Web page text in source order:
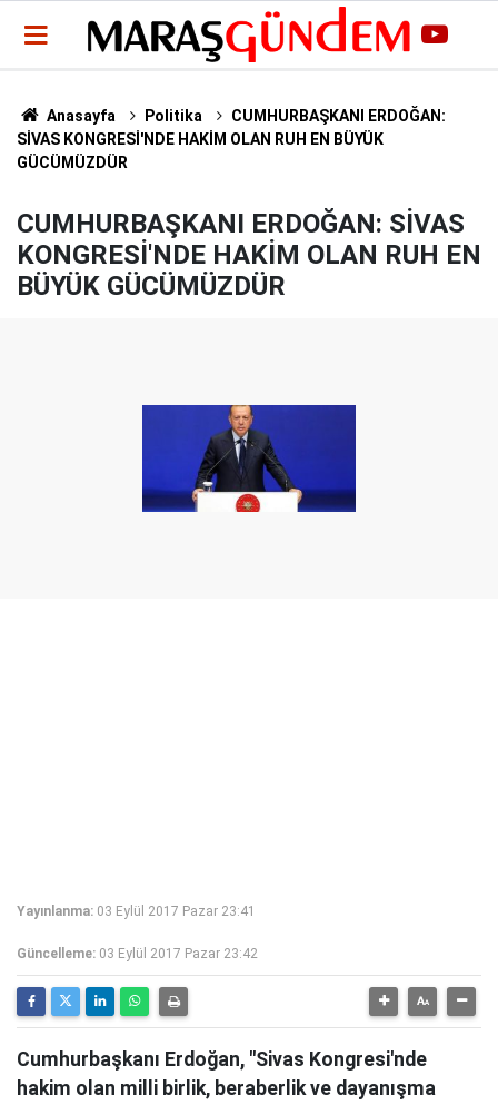
Anasayfa Politika
CUMHURBAŞKANI ERDOĞAN:
SİVAS KONGRESİ'NDE HAKİM OLAN RUH EN BÜYÜK
GÜCÜMÜZDÜR
CUMHURBAŞKANI ERDOĞAN: SİVAS
KONGRESİ'NDE HAKİM OLAN RUH EN
BÜYÜK GÜCÜMÜZDÜR
Yayınlanma: 03 Eylül 2017 Pazar 23:41
Güncelleme: 03 Eylül 2017 Pazar 23:42
Cumhurbaşkanı Erdoğan, "Sivas Kongresi'nde
hakim olan milli birlik, beraberlik ve dayanışma